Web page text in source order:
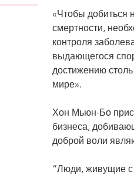
«Чтобы добиться
смертности,
контроля
выдающегося
достижению
мире».
Хон Мьюн-Бо
бизнеса,
доброй воли
“Люди, живущие